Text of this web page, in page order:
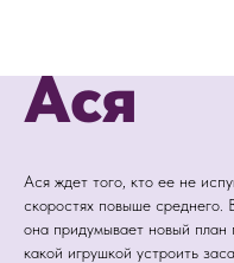
Ася
Ася ждет того, кто ее не
скоростях повыше среднего.
она придумывает новый план
какой игрушкой устроить